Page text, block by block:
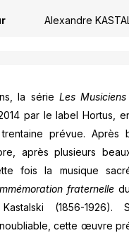
Alexandre
la série Les
par le label Hortus,
prévue. Après
après plusieurs
fois la musique
fraternelle
(1856-1926).
cette œuvre